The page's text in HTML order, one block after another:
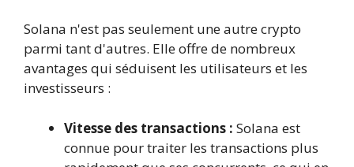
Solana n'est pas seulement une autre crypto
parmi tant d'autres. Elle offre de nombreux
avantages qui séduisent les utilisateurs et les
investisseurs :
Vitesse des transactions : Solana est
connue pour traiter les transactions plus